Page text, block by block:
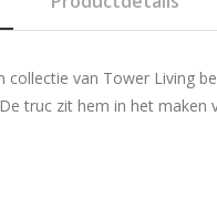
collectie van Tower Living
truc zit hem in het